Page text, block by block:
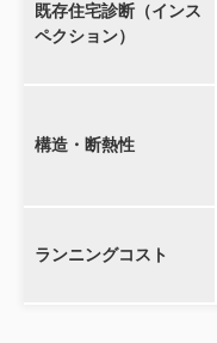
既存住宅診断（インス
ペクション）
構造・断熱性
ランニングコスト